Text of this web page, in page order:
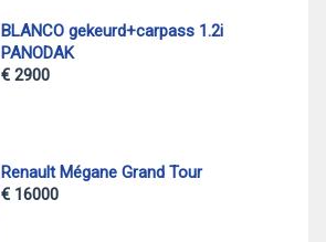
BLANCO gekeurd+carpass 1.2i
PANODAK
€ 2900
Renault Mégane Grand Tour
€ 16000